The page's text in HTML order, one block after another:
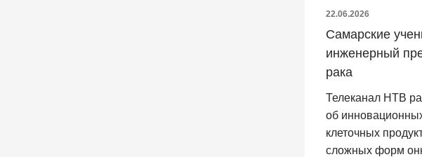
22.06.2026
Самарские
инженерный
рака
Телеканал НТВ
об
клеточных
сложных форм